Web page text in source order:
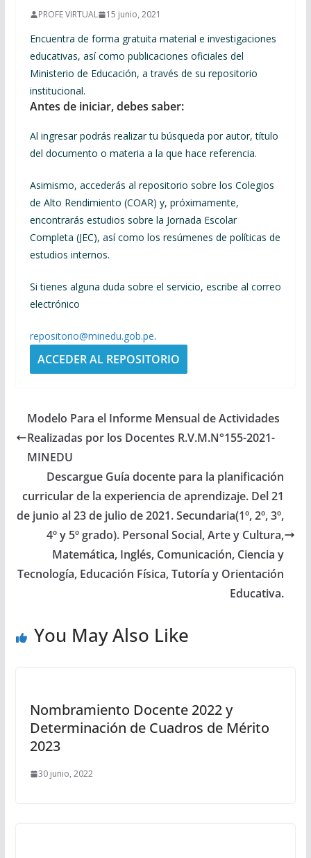
PROFE VIRTUAL 15 junio, 2021
Encuentra de forma gratuita material e investigaciones
educativas, así como publicaciones oficiales del
Ministerio de Educación, a través de su repositorio
institucional.
Antes de iniciar, debes saber:
Al ingresar podrás realizar tu búsqueda por autor, título
del documento o materia a la que hace referencia.
Asimismo, accederás al repositorio sobre los Colegios
de Alto Rendimiento (COAR) y, próximamente,
encontrarás estudios sobre la Jornada Escolar
Completa (JEC), así como los resúmenes de políticas de
estudios internos.
Si tienes alguna duda sobre el servicio, escribe al correo
electrónico
repositorio@minedu.gob.pe.
ACCEDER AL REPOSITORIO
Modelo Para el Informe Mensual de Actividades
Realizadas por los Docentes R.V.M.N°155-2021-
MINEDU
Descargue Guía docente para la planificación
curricular de la experiencia de aprendizaje. Del 21
de junio al 23 de julio de 2021. Secundaria(1º, 2º, 3º,
4º y 5º grado). Personal Social, Arte y Cultura,
Matemática, Inglés, Comunicación, Ciencia y
Tecnología, Educación Física, Tutoría y Orientación
Educativa.
You May Also Like
Nombramiento Docente 2022 y
Determinación de Cuadros de Mérito
2023
30 junio, 2022